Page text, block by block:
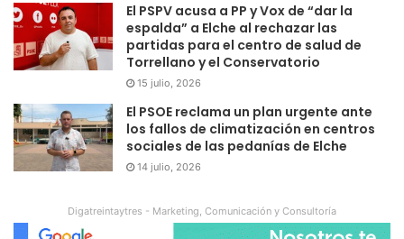
El PSPV acusa a PP y Vox de “dar la
espalda” a Elche al rechazar las
partidas para el centro de salud de
Torrellano y el Conservatorio
15 julio, 2026
El PSOE reclama un plan urgente ante
los fallos de climatización en centros
sociales de las pedanías de Elche
14 julio, 2026
Digatreintaytres - Marketing, Comunicación y Consultoría